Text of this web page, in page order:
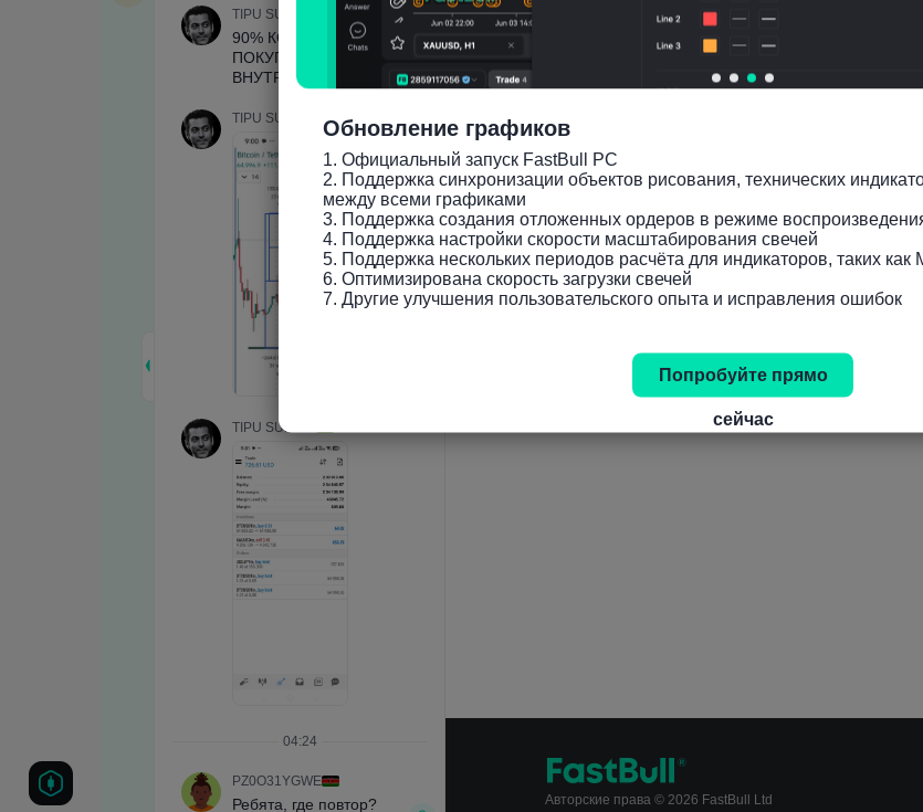
Авторские права © 2026 FastBull Ltd
Обновление графиков
1. Официальный запуск FastBull PC
2. Поддержка синхронизации объектов рисования, технических
между всеми графиками
3. Поддержка создания отложенных ордеров в режиме
4. Поддержка настройки скорости масштабирования свечей
5. Поддержка нескольких периодов расчёта для индикаторов, таких как
6. Оптимизирована скорость загрузки свечей
7. Другие улучшения пользовательского опыта и исправления ошибок
Попробуйте прямо
сейчас